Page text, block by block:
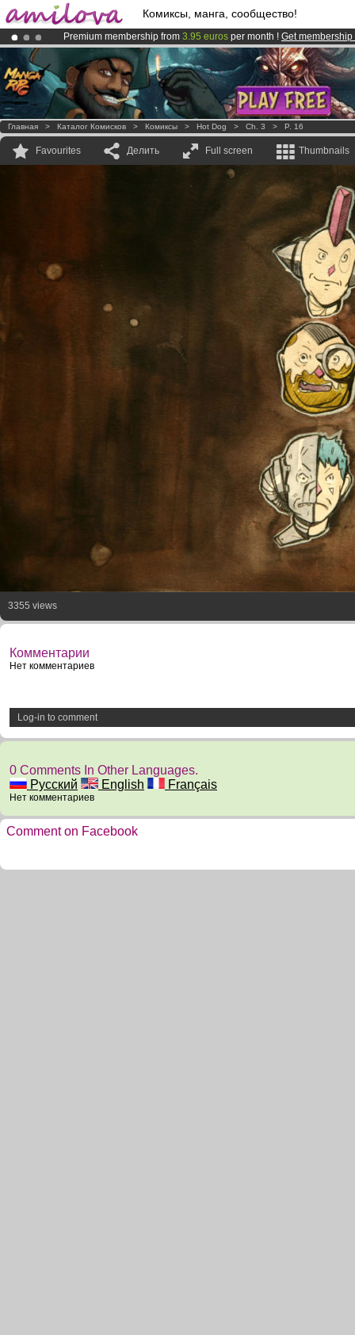
Комиксы, манга, сообщество!
Premium membership from 3.95 euros per month ! Get membership
Already 100000membersand 1000comics & mangas!.
AmilovaKickstarter is now LIVE!.
Главная > Каталог Комисков > Комиксы > Hot Dog > Ch. 3 > P. 16
Favourites Делить Full screen Thumbnails
3355 views
Комментарии
Нет комментариев
Log-in to comment
0 Comments In Other Languages.
Русский
English Français
Нет комментариев
Comment on Facebook